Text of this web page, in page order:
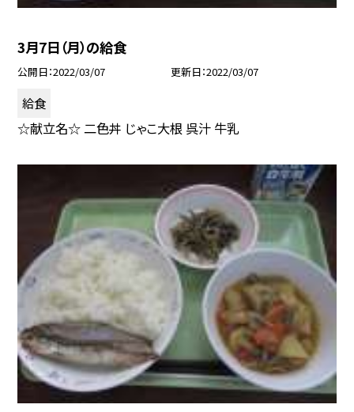
3月7日（月）の給食
公開日 2022/03/07 更新日 2022/03/07
給食
☆献立名☆ 二色丼 じゃこ大根 呉汁 牛乳